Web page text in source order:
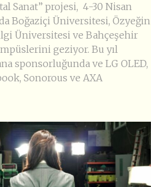
Sanat” projesi, 4-30 Nisan
Boğaziçi Üniversitesi, Özyeğin
Üniversitesi ve Bahçeşehir
geziyor. Bu yıl
sponsorluğunda ve LG OLED,
Sonorous ve AXA